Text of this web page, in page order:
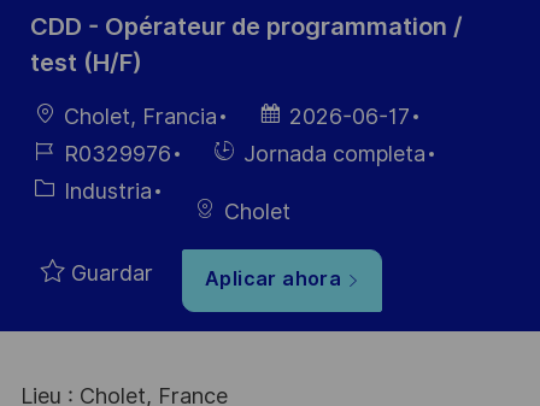
CDD - Opérateur de programmation /
test (H/F)
Ubicación
Cholet, Francia
Fecha de
publicación
2026-06-17
ID de
empleo
R0329976
HiringJornada completa
Categoría
Industria
Cholet
Guardar Aplicar ahora
Lieu : Cholet, France